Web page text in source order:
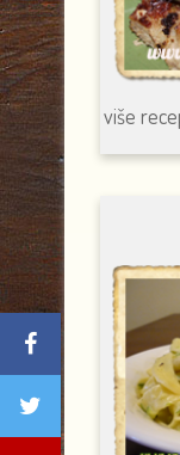
više